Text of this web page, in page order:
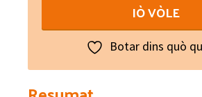
peira
IÒ VÒLE
Botar dins quò